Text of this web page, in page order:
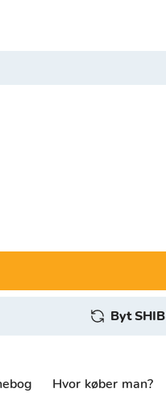
Byt SHIB
Hvor køber man?